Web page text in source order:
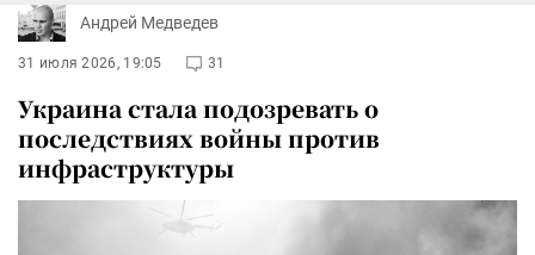
Андрей Медведев
31 июля 2026, 19:05 31
Украина стала подозревать о
последствиях войны против
инфраструктуры